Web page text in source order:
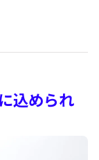
込められ